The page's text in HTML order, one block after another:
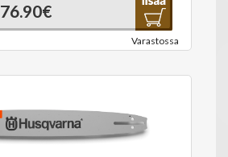
76.90€
Varastossa